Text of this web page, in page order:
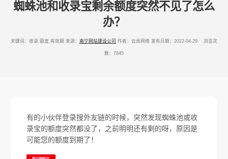
蜘蛛池和收录宝剩余额度突然不见了怎么
办？
关键词：收录,额度,有效期 来源： 南宁网站建设公司 作者：云尚网络 发布日期：2022-04-29 浏览次
数：7845
有的小伙伴登录搜外友链的时候，突然发现蜘蛛池或收
录宝的额度突然都没了，之前明明还有剩的呀，原因是
可能您的额度到期了！